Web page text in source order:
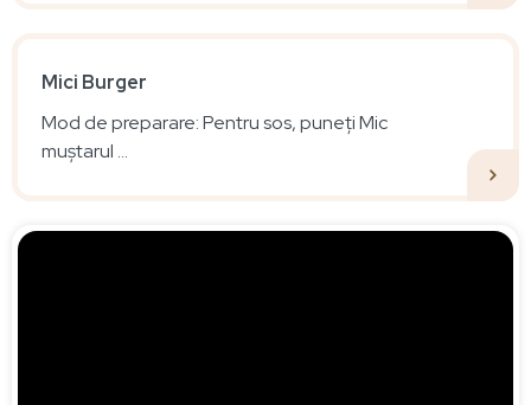
Mici Burger
Mod de preparare: Pentru sos, puneți Mic
muștarul ...